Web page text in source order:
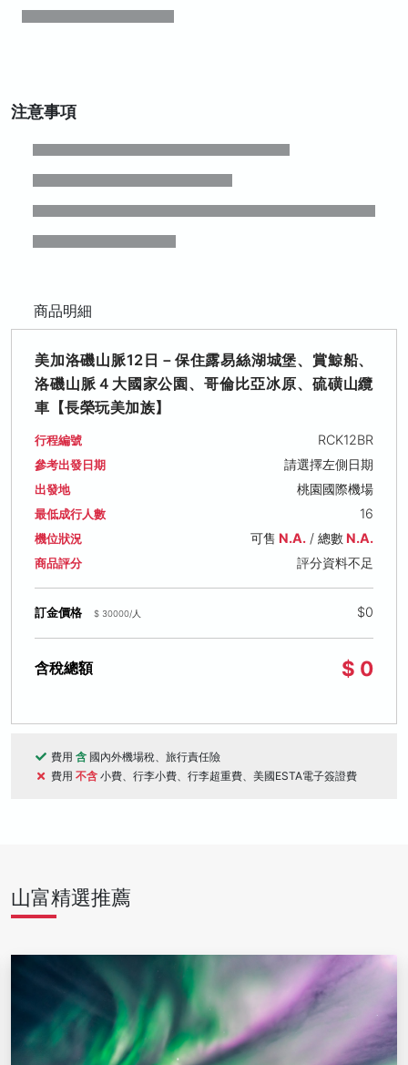
注意事項
商品明細
美加洛磯山脈12日－保住露易絲湖城堡、賞鯨船、
洛磯山脈４大國家公園、哥倫比亞冰原、硫磺山纜
車【長榮玩美加族】
行程編號 RCK12BR
參考出發日期 請選擇左側日期
出發地 桃園國際機場
最低成行人數 16
機位狀況 可售 N.A./ 總數N.A.
商品評分 評分資料不足
訂金價格 $ 30000/人 $0
含稅總額 $ 0
費用 含 國內外機場稅、旅行責任險
費用 不含 小費、行李小費、行李超重費、美國ESTA電子簽證費
山富精選推薦